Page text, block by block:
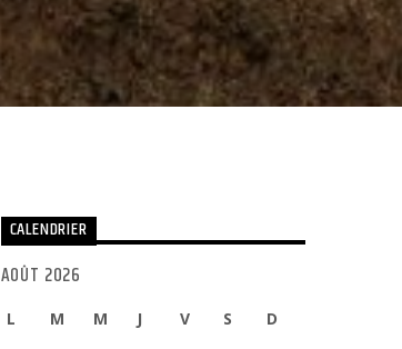
CALENDRIER
AOÛT 2026
L M M J V S D